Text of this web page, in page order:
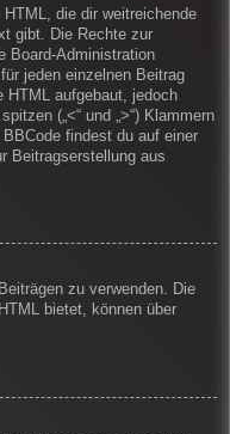
die dir weitreichende
gibt. Die Rechte zur
Board-Administration
jeden einzelnen Beitrag
HTML aufgebaut, jedoch
(„<“ und „>“) Klammern
findest du auf einer
Beitragserstellung aus
zu verwenden. Die
bietet, können über